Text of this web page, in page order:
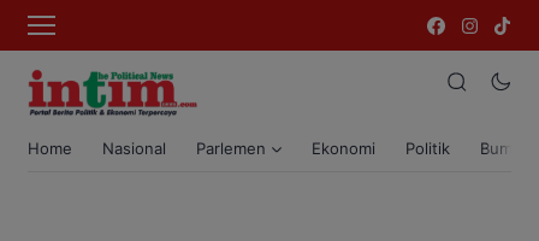
Home Nasional Parlemen Ekonomi Politik Bumi